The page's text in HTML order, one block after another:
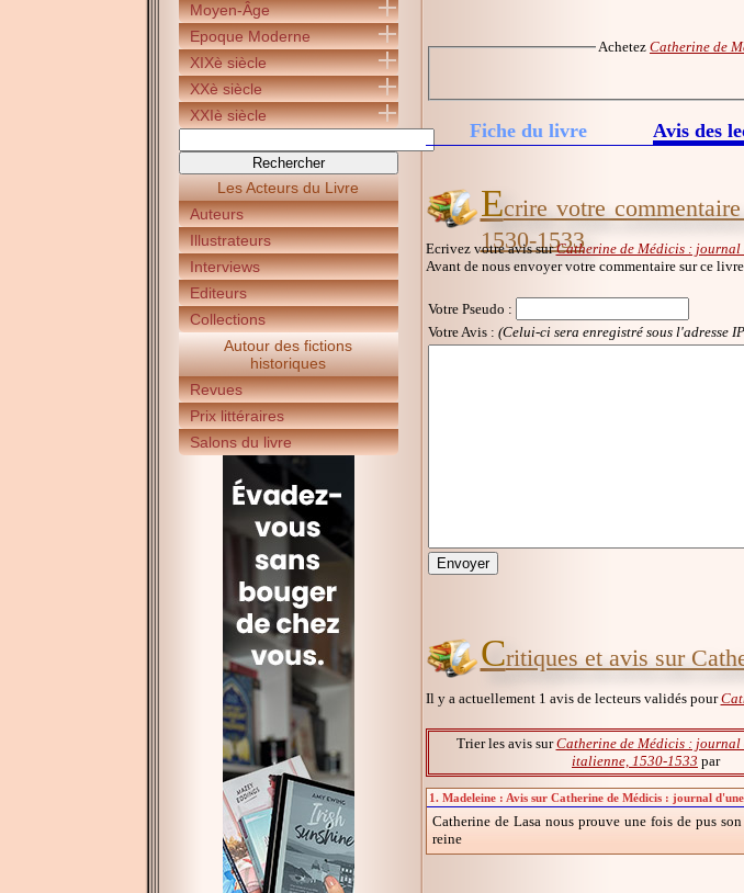
Moyen-Âge
Epoque Moderne
XIXè siècle
XXè siècle
XXIè siècle
Les Acteurs du Livre
Auteurs
Illustrateurs
Interviews
Editeurs
Collections
Autour des fictions
historiques
Revues
Prix littéraires
Salons du livre
Achetez Catherine de
Fiche du livre Avis des
Ecrire votre
1530-1533
Ecrivez votre avis surCatherine de Médicis : journal
Avant de nous envoyer votre commentaire sur ce
Votre Pseudo :
Votre Avis : (Celui-ci sera enregistré sous l'adresse
Critiques et avis sur
Il y a actuellement 1 avis de lecteurs validés pour
Trier les avis surCatherine de Médicis : journal
italienne, 1530-1533 par
1. Madeleine : Avis sur Catherine de Médicis : journal
Catherine de Lasa nous prouve une fois de pus
reine